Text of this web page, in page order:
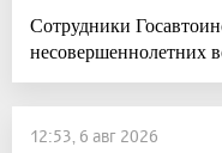
Сотрудники
несовершеннолетних
12:53, 6 авг 2026